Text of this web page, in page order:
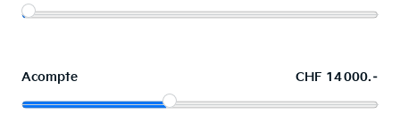
Acompte CHF 14 000.–